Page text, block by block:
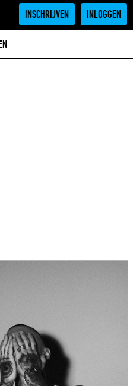
INSCHRIJVEN INLOGGEN